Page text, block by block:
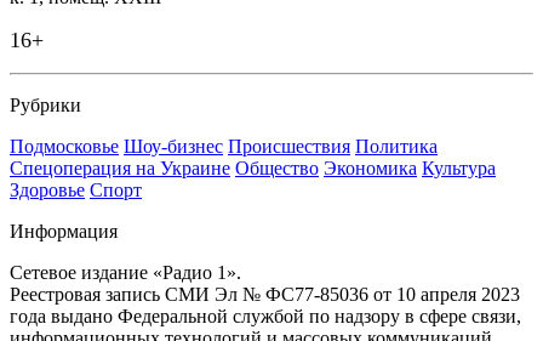
16+
Рубрики
Подмосковье Шоу-бизнес Происшествия Политика
Спецоперация на Украине Общество Экономика Культура
Здоровье Спорт
Информация
Сетевое издание «Радио 1».
Реестровая запись СМИ Эл № ФС77-85036 от 10 апреля 2023
года выдано Федеральной службой по надзору в сфере связи,